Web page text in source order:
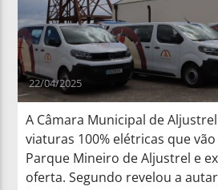
22/04/2025
A Câmara Municipal de
viaturas 100% elétricas que
Parque Mineiro de Aljustrel e
oferta. Segundo revelou a